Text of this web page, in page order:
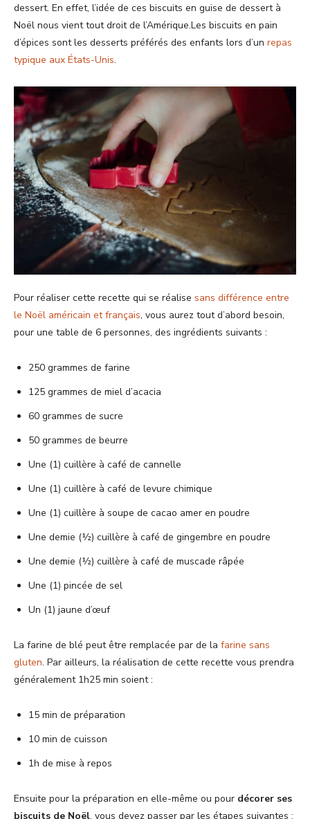
dessert. En effet, l’idée de ces biscuits en guise de dessert à
Noël nous vient tout droit de l’Amérique.Les biscuits en pain
d’épices sont les desserts préférés des enfants lors d’un repas
typique aux États-Unis.
Pour réaliser cette recette qui se réalise sans différence entre
le Noël américain et français, vous aurez tout d’abord besoin,
pour une table de 6 personnes, des ingrédients suivants :
250 grammes de farine
125 grammes de miel d’acacia
60 grammes de sucre
50 grammes de beurre
Une (1) cuillère à café de cannelle
Une (1) cuillère à café de levure chimique
Une (1) cuillère à soupe de cacao amer en poudre
Une demie (½) cuillère à café de gingembre en poudre
Une demie (½) cuillère à café de muscade râpée
Une (1) pincée de sel
Un (1) jaune d’œuf
La farine de blé peut être remplacée par de la farine sans
gluten. Par ailleurs, la réalisation de cette recette vous prendra
généralement 1h25 min soient :
15 min de préparation
10 min de cuisson
1h de mise à repos
Ensuite pour la préparation en elle-même ou pour décorer ses
biscuits de Noël, vous devez passer par les étapes suivantes :